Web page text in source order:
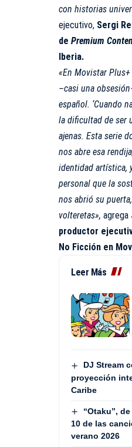
con historias
ejecutivo, Sergi
de Premium
Iberia.
«En Movistar
–casi una
español. ‘Cuando
la dificultad de ser
ajenas. Esta serie
nos abre esa
identidad artística,
personal que la
nos abrió su
volteretas», agrega
productor
No Ficción en
Leer Más
DJ Stream
proyección
Caribe
“Otaku”,
10 de las
verano 2026